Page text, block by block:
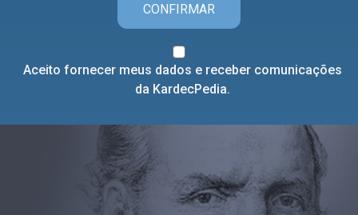
CONFIRMAR
Aceito fornecer meus dados e receber comunicações
da KardecPedia.